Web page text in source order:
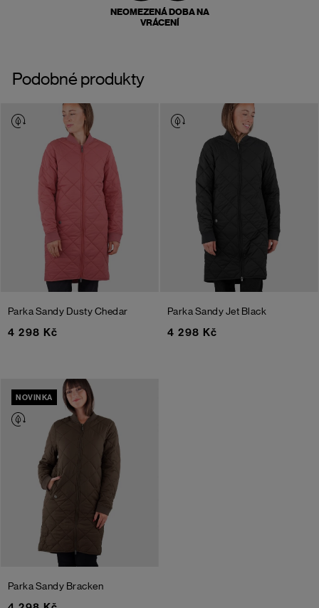
NEOMEZENÁ DOBA NA
VRÁCENÍ
Podobné produkty
Parka Sandy Dusty Chedar
4 298 Kč
Parka SandyJet Black
4 298 Kč
NOVINKA
Parka Sandy Bracken